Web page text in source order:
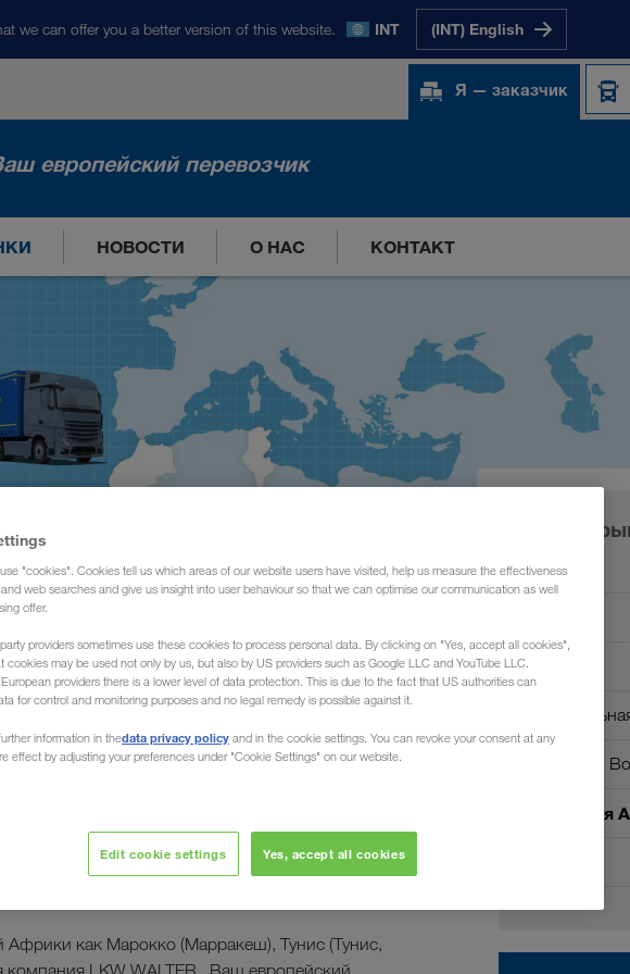
we can offer you a better version of this website. INT (INT) English
Я — заказчик
европейский перевозчик
НОВОСТИ О НАС КОНТАКТ
Russia and Belarus
из/в Северную
как Марокко (Марракеш), Тунис (Тунис,
Наши
Европа
Ближний
Северная
"cookies". Cookies tell us which areas of our website users have visited, help us measure the effectiveness
web searches and give us insight into user behaviour so that we can optimise our communication as well
offer.
providers sometimes use these cookies to process personal data. By clicking on "Yes, accept all cookies",
cookies may be used not only by us, but also by US providers such as Google LLC and YouTube LLC.
providers there is a lower level of data protection. This is due to the fact that US authorities can
for control and monitoring purposes and no legal remedy is possible against it.
information in thedata privacy policy and in the cookie settings. You can revoke your consent at any
effect by adjusting your preferences under "Cookie Settings" on our website.
Edit cookie settings Yes, accept all cookies